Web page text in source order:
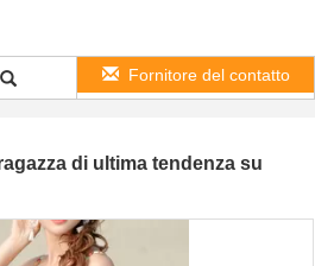
Fornitore del contatto
di ultima tendenza su